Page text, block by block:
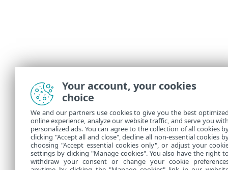
Your account, your cookies
choice
We and our partners use cookies to give you the best
online experience, analyze our website traffic, and serve you
personalized ads. You can agree to the collection of all cookies
clicking "Accept all and close", decline all non-essential cookies
choosing "Accept essential cookies only", or adjust your
settings by clicking "Manage cookies". You also have the right
withdraw your consent or change your cookie